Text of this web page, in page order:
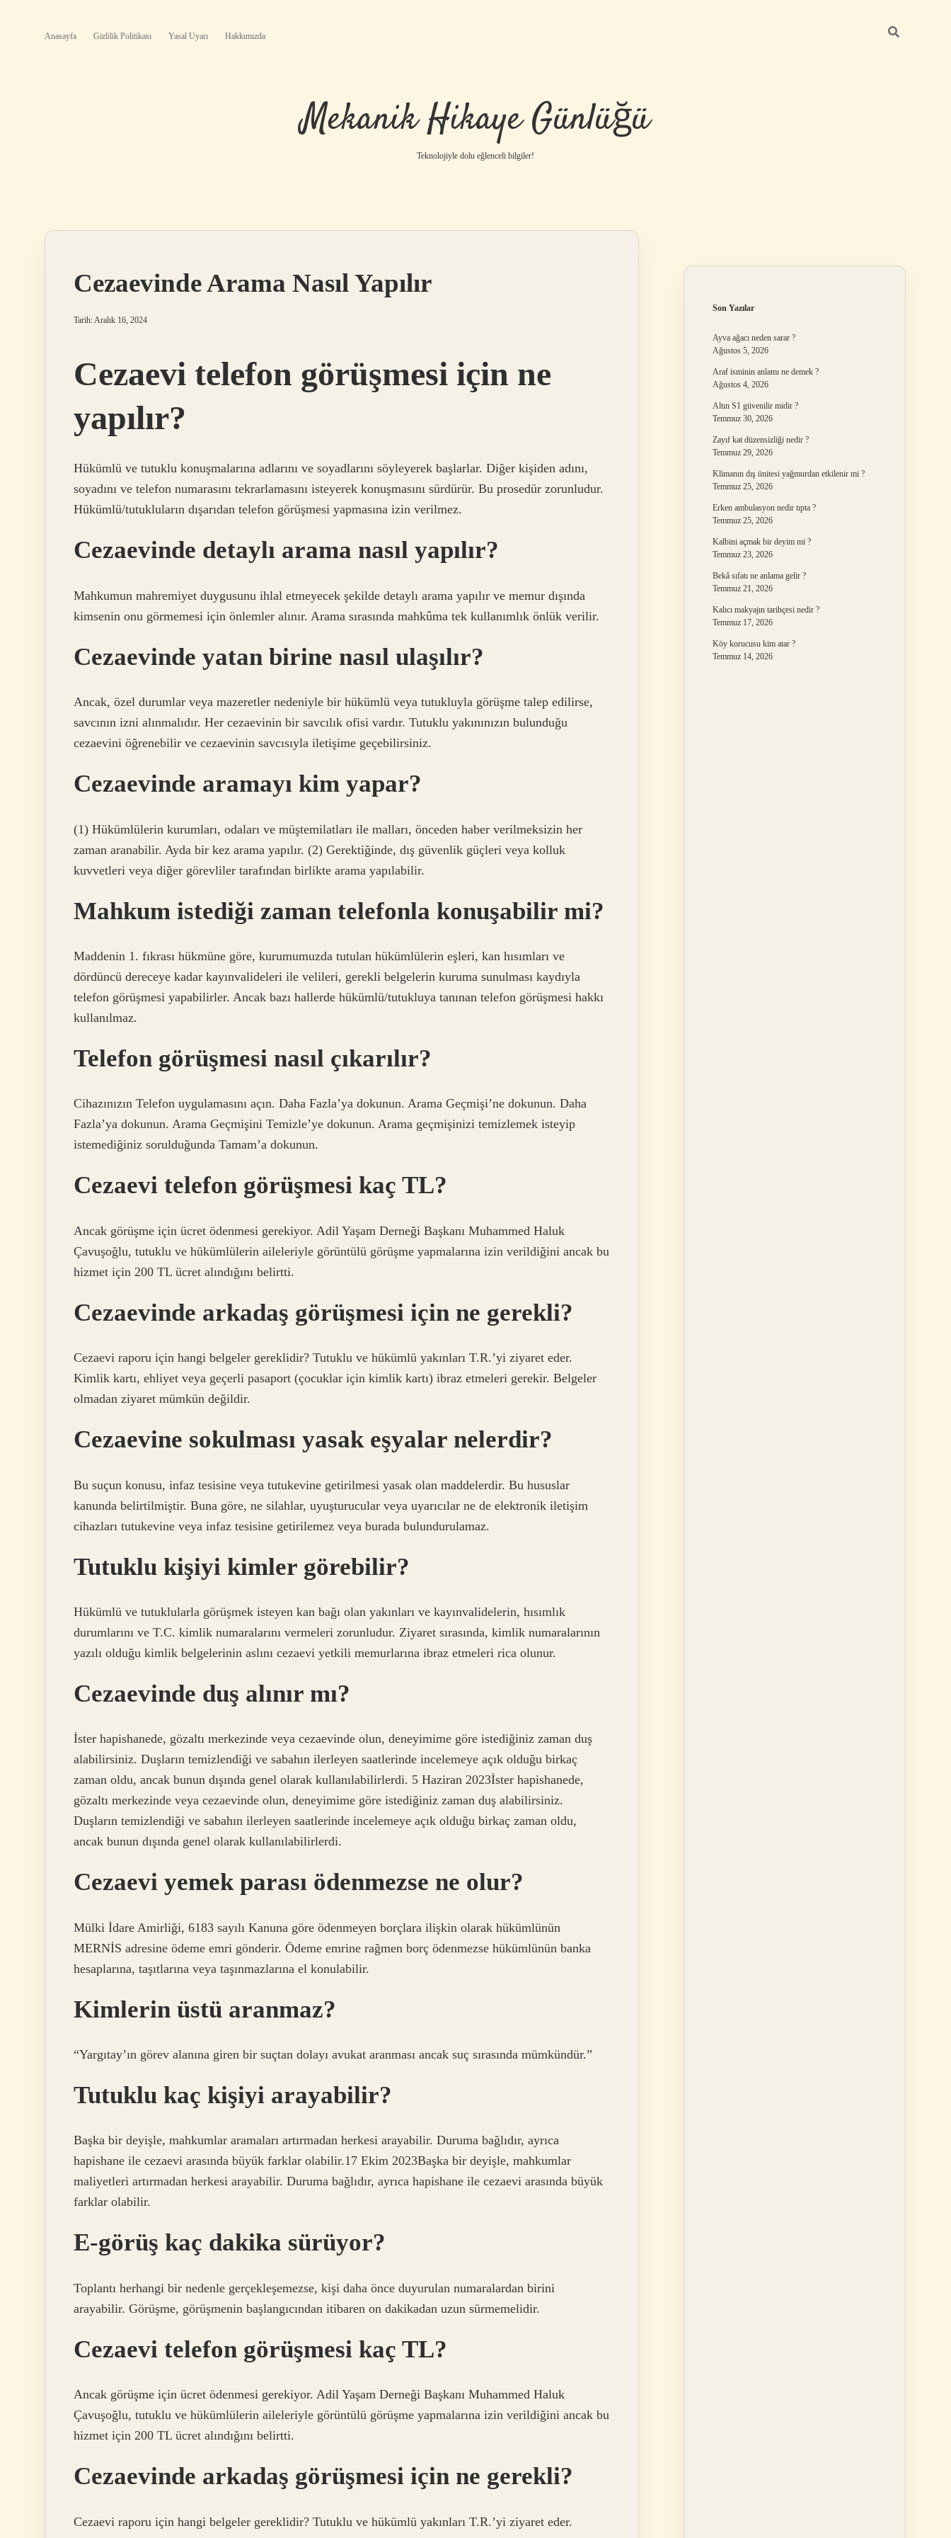
Anasayfa Gizlilik Politikası Yasal Uyarı Hakkımızda
Mekanik Hikaye Günlüğü
Teknolojiyle dolu eğlenceli bilgiler!
Cezaevinde Arama Nasıl Yapılır
Tarih: Aralık 16, 2024
Cezaevi telefon görüşmesi için ne
yapılır?
Hükümlü ve tutuklu konuşmalarına adlarını ve soyadlarını söyleyerek başlarlar. Diğer kişiden adını,
soyadını ve telefon numarasını tekrarlamasını isteyerek konuşmasını sürdürür. Bu prosedür zorunludur.
Hükümlü/tutukluların dışarıdan telefon görüşmesi yapmasına izin verilmez.
Cezaevinde detaylı arama nasıl yapılır?
Mahkumun mahremiyet duygusunu ihlal etmeyecek şekilde detaylı arama yapılır ve memur dışında
kimsenin onu görmemesi için önlemler alınır. Arama sırasında mahkûma tek kullanımlık önlük verilir.
Cezaevinde yatan birine nasıl ulaşılır?
Ancak, özel durumlar veya mazeretler nedeniyle bir hükümlü veya tutukluyla görüşme talep edilirse,
savcının izni alınmalıdır. Her cezaevinin bir savcılık ofisi vardır. Tutuklu yakınınızın bulunduğu
cezaevini öğrenebilir ve cezaevinin savcısıyla iletişime geçebilirsiniz.
Cezaevinde aramayı kim yapar?
(1) Hükümlülerin kurumları, odaları ve müştemilatları ile malları, önceden haber verilmeksizin her
zaman aranabilir. Ayda bir kez arama yapılır. (2) Gerektiğinde, dış güvenlik güçleri veya kolluk
kuvvetleri veya diğer görevliler tarafından birlikte arama yapılabilir.
Mahkum istediği zaman telefonla konuşabilir mi?
Maddenin 1. fıkrası hükmüne göre, kurumumuzda tutulan hükümlülerin eşleri, kan hısımları ve
dördüncü dereceye kadar kayınvalideleri ile velileri, gerekli belgelerin kuruma sunulması kaydıyla
telefon görüşmesi yapabilirler. Ancak bazı hallerde hükümlü/tutukluya tanınan telefon görüşmesi hakkı
kullanılmaz.
Telefon görüşmesi nasıl çıkarılır?
Cihazınızın Telefon uygulamasını açın. Daha Fazla’ya dokunun. Arama Geçmişi’ne dokunun. Daha
Fazla’ya dokunun. Arama Geçmişini Temizle’ye dokunun. Arama geçmişinizi temizlemek isteyip
istemediğiniz sorulduğunda Tamam’a dokunun.
Cezaevi telefon görüşmesi kaç TL?
Ancak görüşme için ücret ödenmesi gerekiyor. Adil Yaşam Derneği Başkanı Muhammed Haluk
Çavuşoğlu, tutuklu ve hükümlülerin aileleriyle görüntülü görüşme yapmalarına izin verildiğini ancak bu
hizmet için 200 TL ücret alındığını belirtti.
Cezaevinde arkadaş görüşmesi için ne gerekli?
Cezaevi raporu için hangi belgeler gereklidir? Tutuklu ve hükümlü yakınları T.R.’yi ziyaret eder.
Kimlik kartı, ehliyet veya geçerli pasaport (çocuklar için kimlik kartı) ibraz etmeleri gerekir. Belgeler
olmadan ziyaret mümkün değildir.
Cezaevine sokulması yasak eşyalar nelerdir?
Bu suçun konusu, infaz tesisine veya tutukevine getirilmesi yasak olan maddelerdir. Bu hususlar
kanunda belirtilmiştir. Buna göre, ne silahlar, uyuşturucular veya uyarıcılar ne de elektronik iletişim
cihazları tutukevine veya infaz tesisine getirilemez veya burada bulundurulamaz.
Tutuklu kişiyi kimler görebilir?
Hükümlü ve tutuklularla görüşmek isteyen kan bağı olan yakınları ve kayınvalidelerin, hısımlık
durumlarını ve T.C. kimlik numaralarını vermeleri zorunludur. Ziyaret sırasında, kimlik numaralarının
yazılı olduğu kimlik belgelerinin aslını cezaevi yetkili memurlarına ibraz etmeleri rica olunur.
Cezaevinde duş alınır mı?
İster hapishanede, gözaltı merkezinde veya cezaevinde olun, deneyimime göre istediğiniz zaman duş
alabilirsiniz. Duşların temizlendiği ve sabahın ilerleyen saatlerinde incelemeye açık olduğu birkaç
zaman oldu, ancak bunun dışında genel olarak kullanılabilirlerdi. 5 Haziran 2023İster hapishanede,
gözaltı merkezinde veya cezaevinde olun, deneyimime göre istediğiniz zaman duş alabilirsiniz.
Duşların temizlendiği ve sabahın ilerleyen saatlerinde incelemeye açık olduğu birkaç zaman oldu,
ancak bunun dışında genel olarak kullanılabilirlerdi.
Cezaevi yemek parası ödenmezse ne olur?
Mülki İdare Amirliği, 6183 sayılı Kanuna göre ödenmeyen borçlara ilişkin olarak hükümlünün
MERNİS adresine ödeme emri gönderir. Ödeme emrine rağmen borç ödenmezse hükümlünün banka
hesaplarına, taşıtlarına veya taşınmazlarına el konulabilir.
Kimlerin üstü aranmaz?
“Yargıtay’ın görev alanına giren bir suçtan dolayı avukat aranması ancak suç sırasında mümkündür.”
Tutuklu kaç kişiyi arayabilir?
Başka bir deyişle, mahkumlar aramaları artırmadan herkesi arayabilir. Duruma bağlıdır, ayrıca
hapishane ile cezaevi arasında büyük farklar olabilir.17 Ekim 2023Başka bir deyişle, mahkumlar
maliyetleri artırmadan herkesi arayabilir. Duruma bağlıdır, ayrıca hapishane ile cezaevi arasında büyük
farklar olabilir.
E-görüş kaç dakika sürüyor?
Toplantı herhangi bir nedenle gerçekleşemezse, kişi daha önce duyurulan numaralardan birini
arayabilir. Görüşme, görüşmenin başlangıcından itibaren on dakikadan uzun sürmemelidir.
Cezaevi telefon görüşmesi kaç TL?
Ancak görüşme için ücret ödenmesi gerekiyor. Adil Yaşam Derneği Başkanı Muhammed Haluk
Çavuşoğlu, tutuklu ve hükümlülerin aileleriyle görüntülü görüşme yapmalarına izin verildiğini ancak bu
hizmet için 200 TL ücret alındığını belirtti.
Cezaevinde arkadaş görüşmesi için ne gerekli?
Cezaevi raporu için hangi belgeler gereklidir? Tutuklu ve hükümlü yakınları T.R.’yi ziyaret eder.
Son Yazılar
Ayva ağacı neden sarar ?
Ağustos 5, 2026
Araf isminin anlamı ne demek ?
Ağustos 4, 2026
Altın S1 güvenilir midir ?
Temmuz 30, 2026
Zayıf kat düzensizliği nedir ?
Temmuz 29, 2026
Klimanın dış ünitesi yağmurdan etkilenir mi ?
Temmuz 25, 2026
Erken ambulasyon nedir tıpta ?
Temmuz 25, 2026
Kalbini açmak bir deyim mi ?
Temmuz 23, 2026
Bekâ sıfatı ne anlama gelir ?
Temmuz 21, 2026
Kalıcı makyajın tarihçesi nedir ?
Temmuz 17, 2026
Köy korucusu kim atar ?
Temmuz 14, 2026